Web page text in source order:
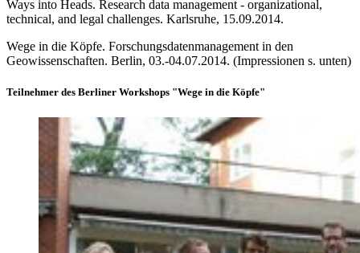
Ways into Heads. Research data management - organizational,
technical, and legal challenges. Karlsruhe, 15.09.2014.
Wege in die Köpfe. Forschungsdatenmanagement in den
Geowissenschaften. Berlin, 03.-04.07.2014. (Impressionen s. unten)
Teilnehmer des Berliner Workshops "Wege in die Köpfe"